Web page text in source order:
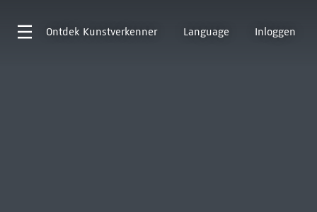
Ontdek Kunstverkenner Language Inloggen